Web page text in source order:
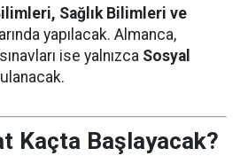
Sağlık Bilimleri ve
yapılacak. Almanca,
ise yalnızca Sosyal
Kaçta Başlayacak?